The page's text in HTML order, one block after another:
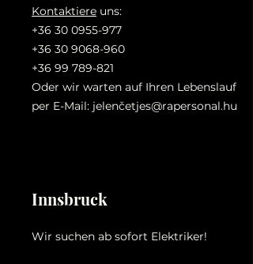
Kontaktiere uns:
+36 30 0955-977
+36 30 9068-960
+36 99 789-821
Oder wir warten auf Ihren Lebenslauf
per E-Mail: jelenčetjes@rapersonal.hu
Innsbruck
Wir suchen ab sofort Elektriker!